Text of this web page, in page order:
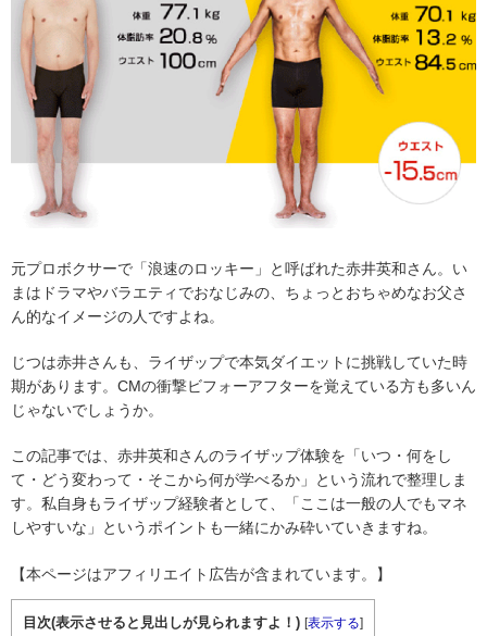
元プロボクサーで「浪速のロッキー」と呼ばれた赤井英和さん。い
まはドラマやバラエティでおなじみの、ちょっとおちゃめなお父さ
ん的なイメージの人ですよね。
じつは赤井さんも、ライザップで本気ダイエットに挑戦していた時
期があります。CMの衝撃ビフォーアフターを覚えている方も多いん
じゃないでしょうか。
この記事では、赤井英和さんのライザップ体験を「いつ・何をし
て・どう変わって・そこから何が学べるか」という流れで整理しま
す。私自身もライザップ経験者として、「ここは一般の人でもマネ
しやすいな」というポイントも一緒にかみ砕いていきますね。
【本ページはアフィリエイト広告が含まれています。】
目次(表示させると見出しが見られますよ！) [表示する]